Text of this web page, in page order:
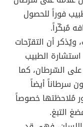
فوراً للحصول
مُبكّراً.
ويُذكر أن التقرّحات
الطبيب
السّرطان، كما
سرطاناً أيضاً
مُلاحظتها خصوصاً
التبغ.